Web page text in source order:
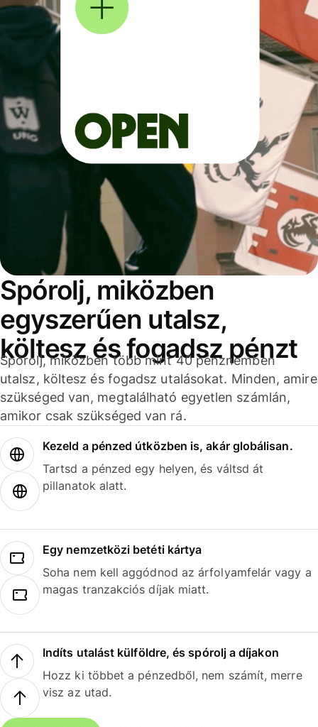
Spórolj, miközben
egyszerűen utalsz,
költesz és fogadsz pénzt
Spórolj, miközben több mint 40 pénznemben
utalsz, költesz és fogadsz utalásokat. Minden, amire
szükséged van, megtalálható egyetlen számlán,
amikor csak szükséged van rá.
Kezeld a pénzed útközben is, akár globálisan.
Tartsd a pénzed egy helyen, és váltsd át
pillanatok alatt.
Egy nemzetközi betéti kártya
Soha nem kell aggódnod az árfolyamfelár vagy a
magas tranzakciós díjak miatt.
Indíts utalást külföldre, és spórolj a díjakon
Hozz ki többet a pénzedből, nem számít, merre
visz az utad.